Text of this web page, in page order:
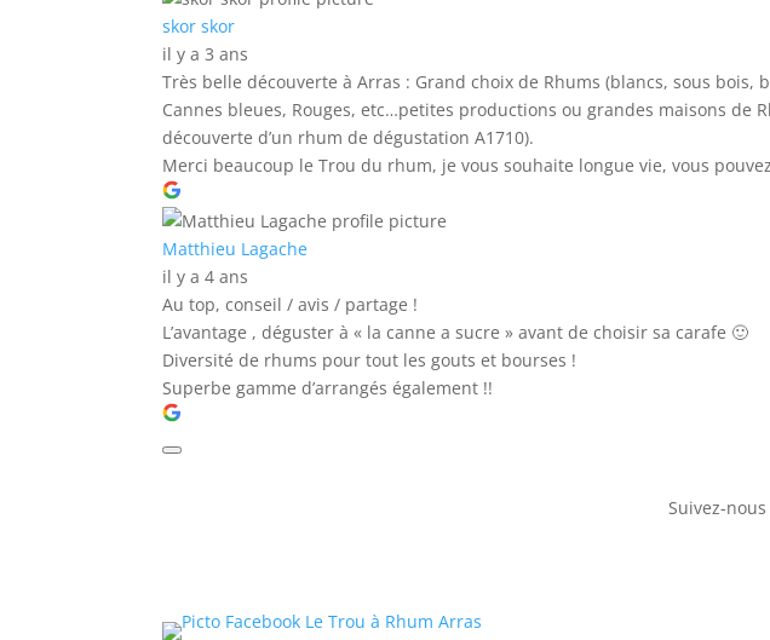
skor skor
il y a 3 ans
Très belle découverte à Arras : Grand choix de Rhums (blancs, sous
Cannes bleues, Rouges, etc…petites productions ou grandes maisons de
découverte d’un rhum de dégustation A1710).
Merci beaucoup le Trou du rhum, je vous souhaite longue vie, vous
Matthieu Lagache
il y a 4 ans
Au top, conseil / avis / partage !
L’avantage , déguster à « la canne a sucre » avant de choisir sa carafe 🙂
Diversité de rhums pour tout les gouts et bourses !
Superbe gamme d’arrangés également !!
Suivez-